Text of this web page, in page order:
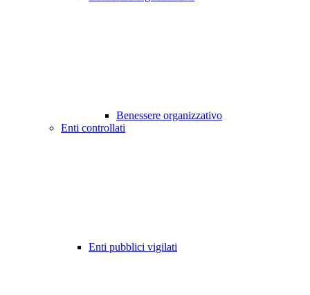
Benessere organizzativo
Enti controllati
Enti pubblici vigilati